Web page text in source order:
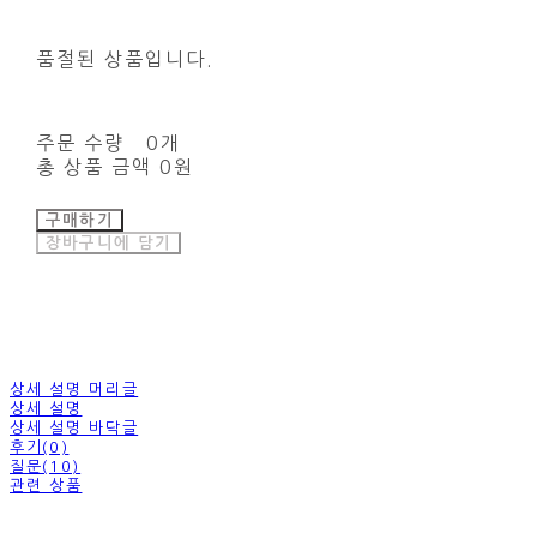
품절된 상품입니다.
주문 수량
0개
총 상품 금액
0원
구매하기
장바구니에 담기
상세 설명 머리글
상세 설명
상세 설명 바닥글
후기(0)
질문(10)
관련 상품